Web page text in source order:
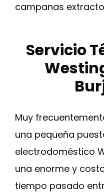
campanas
Servicio
Muy
una pequeña
electrodoméstico
una enorme y
tiempo pasado